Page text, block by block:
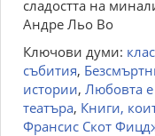
сладостта на
Андре Льо Во
Ключови думи:
събития,
истории, Любовта
театъра, Книги,
Франсис Скот